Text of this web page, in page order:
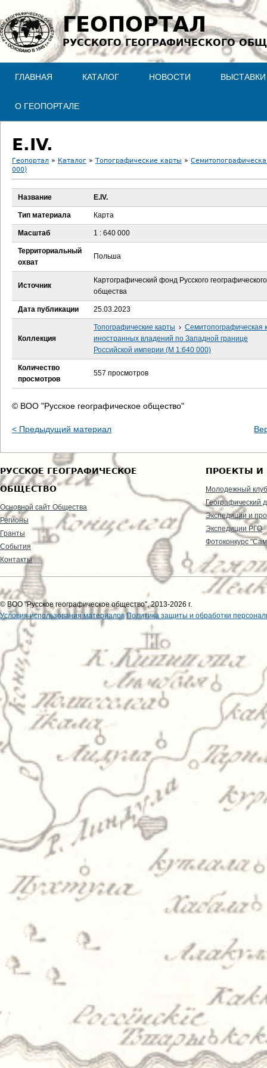
Jump to navigation
ГЕОПОРТАЛ
РУССКОГО ГЕОГРАФИЧЕСКОГО
ГЛАВНАЯ КАТАЛОГ НОВОСТИ ВЫСТАВКИ
О ГЕОПОРТАЛЕ
E.IV.
В
ы
з
д
е
ь
Геопортал » Каталог » Топографические карты »
000)
Название E.IV.
Тип материала Карта
Масштаб 1 : 640 000
Территориальный
охват
Польша
Источник
Картографический фонд Русского географического
общества
Дата публикации 25.03.2023
Коллекция
Топографические карты › Семитопографическая
иностранных владений по Западной границе
Российской империи (М 1:640 000)
Количество
просмотров
557 просмотров
© ВОО "Русское географическое общество"
< Предыдущий материал
РУССКОЕ ГЕОГРАФИЧЕСКОЕ
ОБЩЕСТВО
Основной сайт Общества
Регионы
Гранты
События
Контакты
ПРОЕКТЫ И
Молодежный клуб
Географический
Экспедиции и
Экспедиции РГО
Фотоконкурс
© ВОО "Русское географическое общество", 2013-2026 г.
Условия использования материалов Политика защиты и обработки